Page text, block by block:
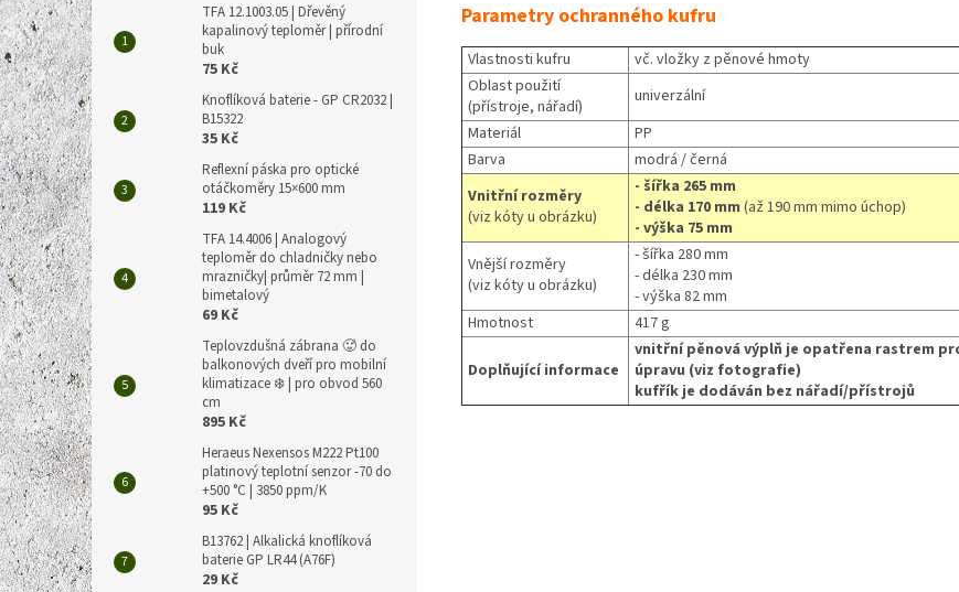
TFA 12.1003.05 | Dřevěný
kapalinový teploměr | přírodní
buk
75 Kč
Knoflíková baterie - GP CR2032 |
B15322
35 Kč
Reflexní páska pro optické
otáčkoměry 15×600 mm
119 Kč
TFA 14.4006 | Analogový
teploměr do chladničky nebo
mrazničky| průměr 72 mm |
bimetalový
69 Kč
Teplovzdušná zábrana 🥵 do
balkonových dveří pro mobilní
klimatizace ❄️ | pro obvod 560
cm
895 Kč
Heraeus Nexensos M222 Pt100
platinový teplotní senzor -70 do
+500 °C | 3850 ppm/K
95 Kč
B13762 | Alkalická knoflíková
baterie GP LR44 (A76F)
29 Kč
Parametry ochranného kufru
Vlastnosti kufru
vč. vložky z pěnové hmoty
Oblast použití
(přístroje, nářadí)
univerzální
Materiál
PP
Barva
modrá / černá
Vnitřní rozměry
(viz kóty u obrázku)
- šířka 265 mm
- délka 170 mm (až 190 mm mimo úchop)
- výška 75 mm
Vnější rozměry
(viz kóty u obrázku)
- šířka 280 mm
- délka 230 mm
- výška 82 mm
Hmotnost
417 g
Doplňující informace
vnitřní pěnová výplň je opatřena rastrem
úpravu (viz fotografie)
kufřík je dodáván bez nářadí/přístrojů